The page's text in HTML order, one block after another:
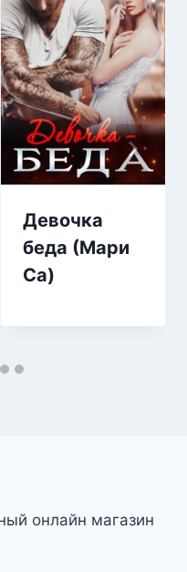
Девочка
беда (Мари
Са)
онлайн магазин